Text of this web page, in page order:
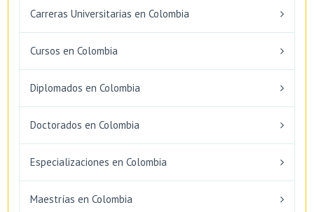
Carreras Universitarias en Colombia
Cursos en Colombia
Diplomados en Colombia
Doctorados en Colombia
Especializaciones en Colombia
Maestrías en Colombia